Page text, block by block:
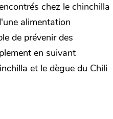
chez le chinchilla
alimentation
de prévenir des
en suivant
et le dègue du Chili